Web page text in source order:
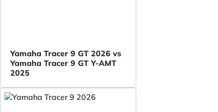
Yamaha Tracer 9 GT 2026 vs
Yamaha Tracer 9 GT Y-AMT
2025